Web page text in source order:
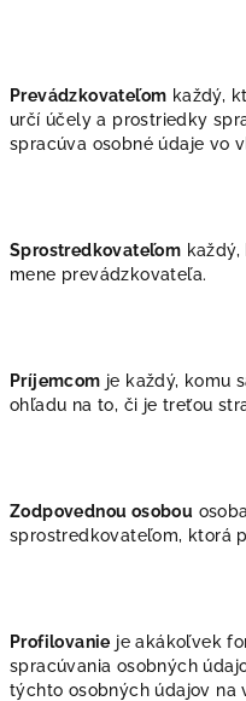
Prevádzkovateľom každý,
určí účely a prostriedky
spracúva osobné údaje vo
Sprostredkovateľom
mene prevádzkovateľa.
Príjemcom je každý, komu
ohľadu na to, či je treťou
Zodpovednou osobou
sprostredkovateľom, ktorá
Profilovanie je akákoľvek
spracúvania osobných
týchto osobných údajov na